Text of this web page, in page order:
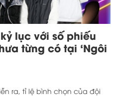
lục với số phiếu
từng có tại ‘Ngôi
ra, tỉ lệ bình chọn của đội